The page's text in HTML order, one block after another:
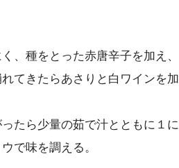
、種をとった赤唐辛子を加え、
てきたらあさりと白ワインを加
たら少量の茹で汁とともに１に
で味を調える。